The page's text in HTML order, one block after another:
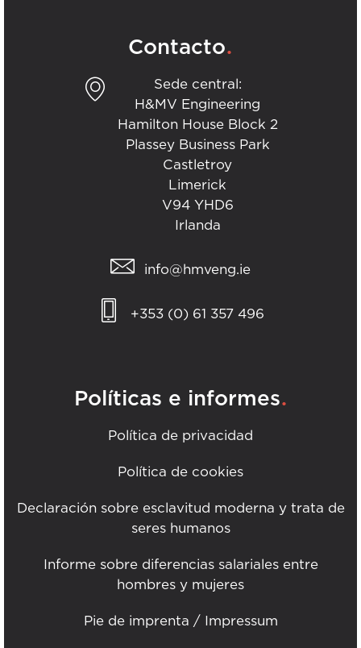
Contacto.
Sede central:
H&MV Engineering
Hamilton House Block 2
Plassey Business Park
Castletroy
Limerick
V94 YHD6
Irlanda
info@hmveng.ie
+353 (0) 61 357 496
Políticas e informes.
Política de privacidad
Política de cookies
Declaración sobre esclavitud moderna y trata de
seres humanos
Informe sobre diferencias salariales entre
hombres y mujeres
Pie de imprenta / Impressum